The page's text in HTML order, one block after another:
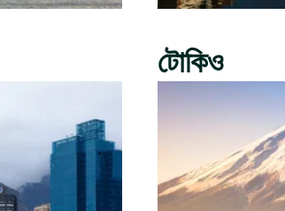
টোকিও